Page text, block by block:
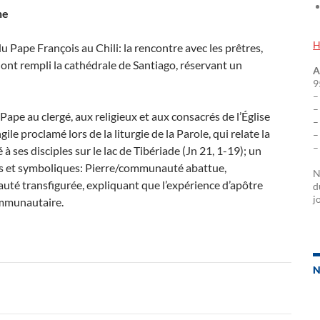
François au Chili: la rencontre avec les prêtres,
rempli la cathédrale de Santiago, réservant un
au clergé, aux religieux et aux consacrés de l’Église
proclamé lors de la liturgie de la Parole, qui relate la
ses disciples sur le lac de Tibériade (Jn 21, 1-19); un
et symboliques: Pierre/communauté abattue,
transfigurée, expliquant que l’expérience d’apôtre